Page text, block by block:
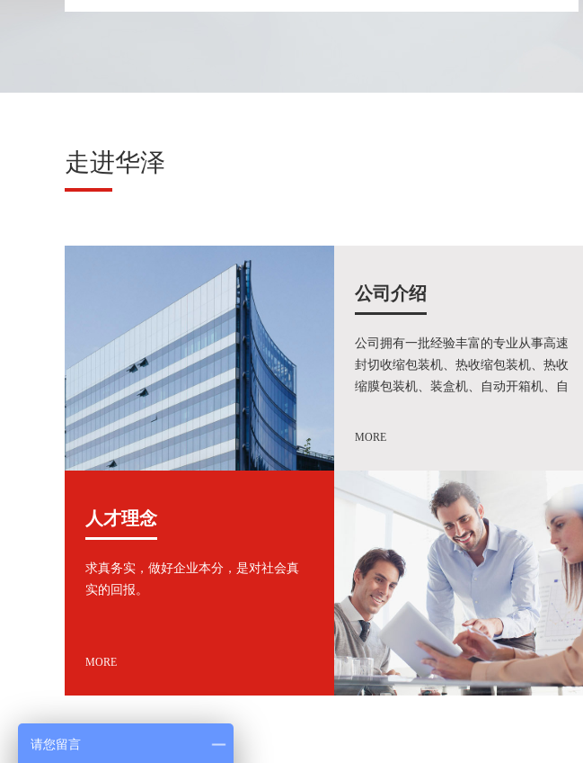
走进华泽
公司介绍
公司拥有一批经验丰富的专业从事高速
封切收缩包装机、热收缩包装机、热收
缩膜包装机、装盒机、自动开箱机、自
队
MORE
人才理念
求真务实，做好企业本分，是对社会真
实的回报。
MORE
请您留言